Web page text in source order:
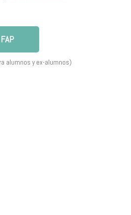
alumnos y ex-alumnos)